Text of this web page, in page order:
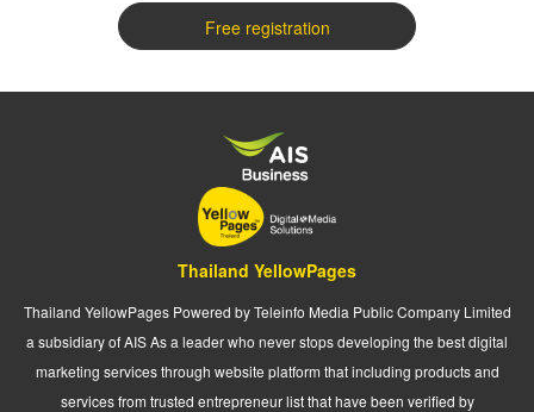
Free registration
Thailand YellowPages
Thailand YellowPages Powered by Teleinfo Media Public Company Limited
a subsidiary of AIS As a leader who never stops developing the best digital
marketing services through website platform that including products and
services from trusted entrepreneur list that have been verified by